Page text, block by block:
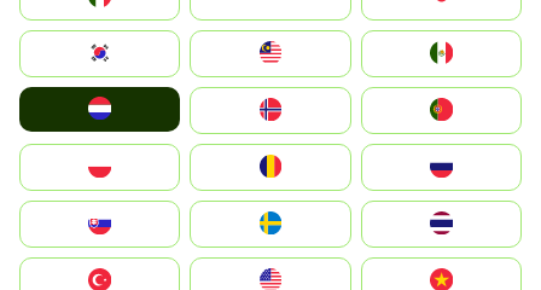
South Korea
United States